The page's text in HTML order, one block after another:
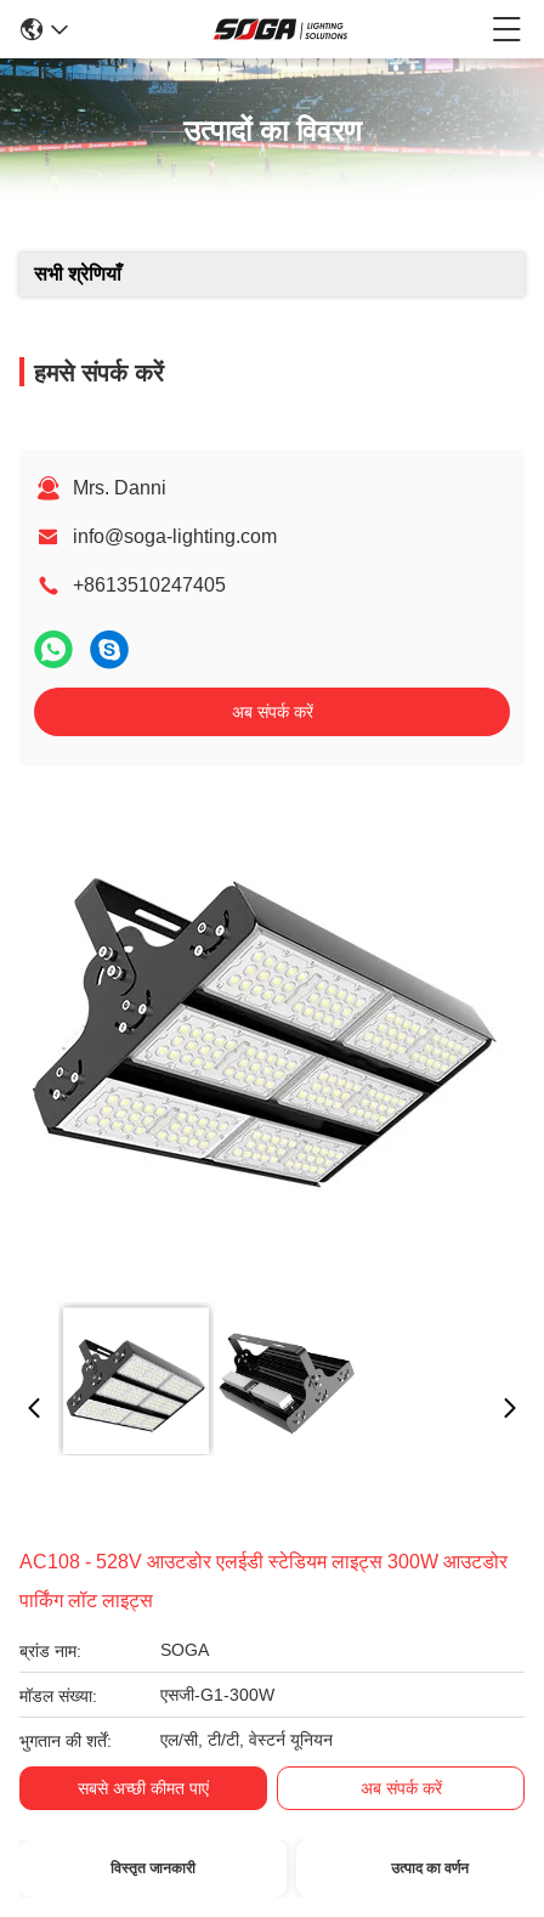
उत्पादों का विवरण
सभी श्रेणियाँ
हमसे संपर्क करें
Mrs. Danni
info@soga-lighting.com
+8613510247405
अब संपर्क करें
AC108 - 528V आउटडोर एलईडी स्टेडियम लाइट्स 300W आउटडोर
पार्किंग लॉट लाइट्स
ब्रांड नाम: SOGA
मॉडल संख्या: एसजी-G1-300W
भुगतान की शर्तें: एल/सी, टी/टी, वेस्टर्न यूनियन
सबसे अच्छी कीमत पाएं अब संपर्क करें
विस्तृत जानकारी उत्पाद का वर्णन